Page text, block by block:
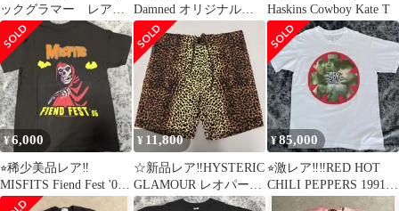
ックグラマー レアサ
イズ 半袖Tシャツ
Damned オリジナルヴ
ィンテージTシャツ M
サイズ
Haskins Cowboy Kate T
¥6,000
⭐︎稀少美品レア‼️
MISFITS Fiend Fest '06
ツアーTシャツ M
¥ 11,800
☆新品レア‼️HYSTERIC
GLAMOUR レオパード
柄 ショートパンツ M‼️
¥85,000
⭐︎激レア‼️‼️RED HOT
CHILI PEPPERS 1991
BSSM T‼️